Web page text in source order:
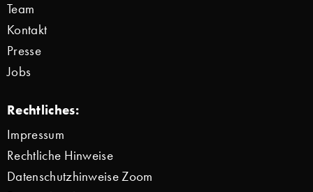
Team
Kontakt
Presse
Jobs
Rechtliches:
Impressum
Rechtliche Hinweise
Datenschutzhinweise Zoom